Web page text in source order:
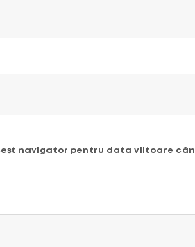
navigator pentru data viitoare